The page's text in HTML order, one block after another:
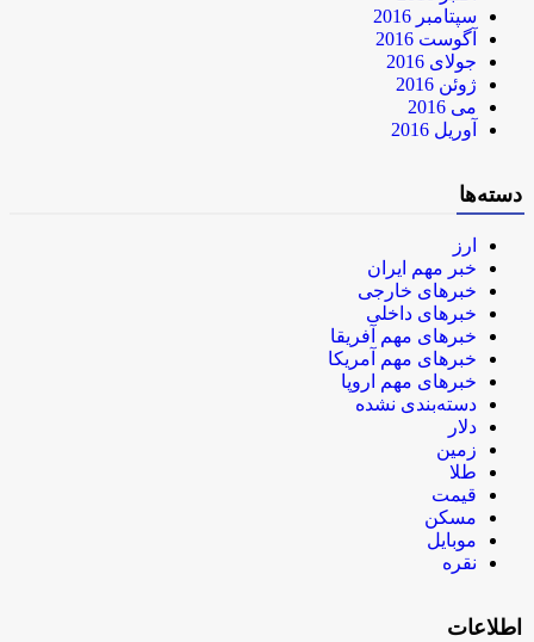
سپتامبر 2016
آگوست 2016
جولای 2016
ژوئن 2016
می 2016
آوریل 2016
دسته‌ها
ارز
خبر مهم ایران
خبرهای خارجی
خبرهای داخلی
خبرهای مهم آفریقا
خبرهای مهم آمریکا
خبرهای مهم اروپا
دسته‌بندی نشده
دلار
زمین
طلا
قیمت
مسکن
موبایل
نقره
اطلاعات